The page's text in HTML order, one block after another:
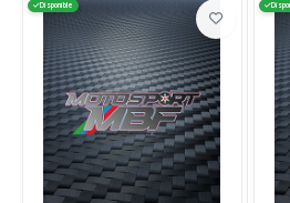
Disponible